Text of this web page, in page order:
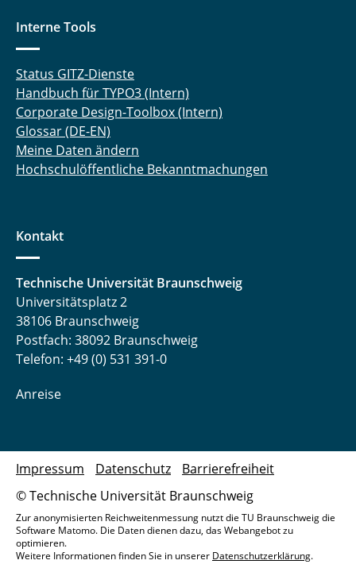
Interne Tools
Status GITZ-Dienste
Handbuch für TYPO3 (Intern)
Corporate Design-Toolbox (Intern)
Glossar (DE-EN)
Meine Daten ändern
Hochschulöffentliche Bekanntmachungen
Kontakt
Technische Universität Braunschweig
Universitätsplatz 2
38106 Braunschweig
Postfach: 38092 Braunschweig
Telefon: +49 (0) 531 391-0
Anreise
© Technische Universität Braunschweig
Impressum Datenschutz Barrierefreiheit
Zur anonymisierten Reichweitenmessung nutzt die TU Braunschweig die
Software Matomo. Die Daten dienen dazu, das Webangebot zu
optimieren.
Weitere Informationen finden Sie in unserer Datenschutzerklärung.